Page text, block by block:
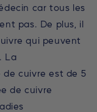
car tous les
pas. De plus, il
qui peuvent
La
cuivre est de 5
de cuivre